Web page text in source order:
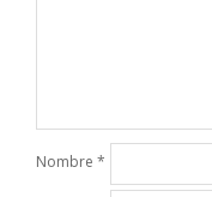
Nombre *